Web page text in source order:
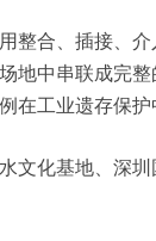
整合、插接、
地中串联成完
在工业遗存保护
文化基地、深